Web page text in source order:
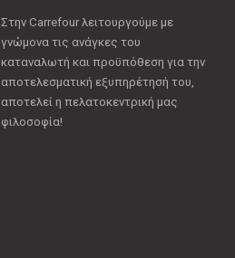
Στην Carrefour λειτουργούμε με
γνώμονα τις ανάγκες του
καταναλωτή και προϋπόθεση για την
αποτελεσματική εξυπηρέτησή του,
αποτελεί η πελατοκεντρική μας
φιλοσοφία!